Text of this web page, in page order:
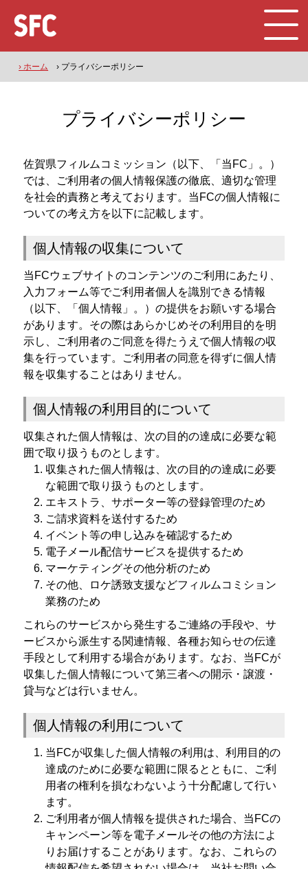
› ホーム › プライバシーポリシー
プライバシーポリシー
佐賀県フィルムコミッション（以下、「当FC」。）
では、ご利用者の個人情報保護の徹底、適切な管理
を社会的責務と考えております。当FCの個人情報に
ついての考え方を以下に記載します。
個人情報の収集について
当FCウェブサイトのコンテンツのご利用にあたり、
入力フォーム等でご利用者個人を識別できる情報
（以下、「個人情報」。）の提供をお願いする場合
があります。その際はあらかじめその利用目的を明
示し、ご利用者のご同意を得たうえで個人情報の収
集を行っています。ご利用者の同意を得ずに個人情
報を収集することはありません。
個人情報の利用目的について
収集された個人情報は、次の目的の達成に必要な範
囲で取り扱うものとします。
収集された個人情報は、次の目的の達成に必要
な範囲で取り扱うものとします。
エキストラ、サポーター等の登録管理のため
ご請求資料を送付するため
イベント等の申し込みを確認するため
電子メール配信サービスを提供するため
マーケティングその他分析のため
その他、ロケ誘致支援などフィルムコミション
業務のため
これらのサービスから発生するご連絡の手段や、サ
ービスから派生する関連情報、各種お知らせの伝達
手段として利用する場合があります。なお、当FCが
収集した個人情報について第三者への開示・譲渡・
貸与などは行いません。
個人情報の利用について
当FCが収集した個人情報の利用は、利用目的の
達成のために必要な範囲に限るとともに、ご利
用者の権利を損なわないよう十分配慮して行い
ます。
ご利用者が個人情報を提供された場合、当FCの
キャンペーン等を電子メールその他の方法によ
りお届けすることがあります。なお、これらの